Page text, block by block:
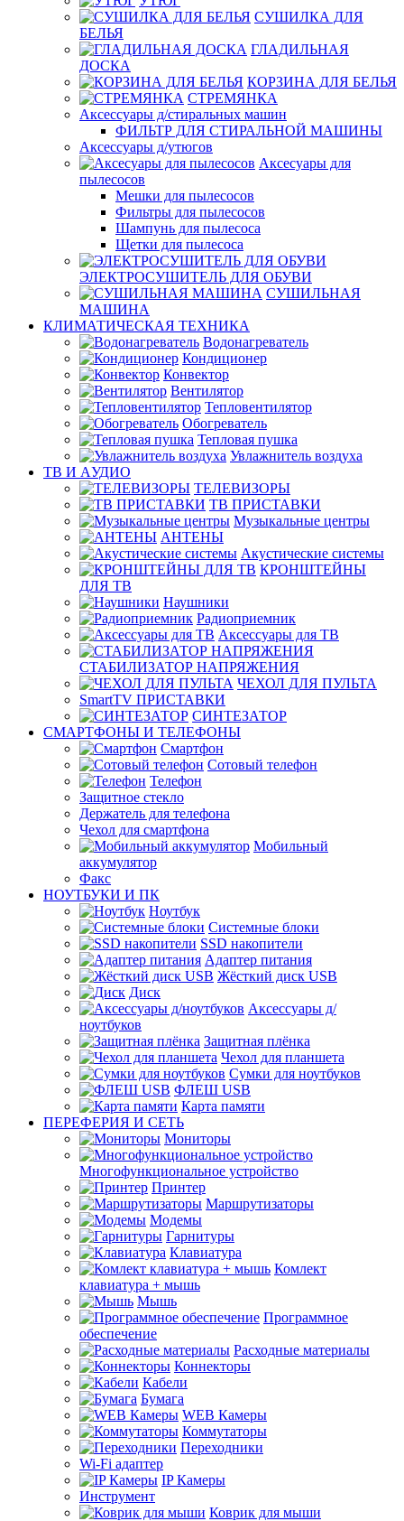
СУШИЛКА ДЛЯ
БЕЛЬЯ
ГЛАДИЛЬНАЯ
ДОСКА
КОРЗИНА ДЛЯ БЕЛЬЯ
СТРЕМЯНКА
Аксессуары д/стиральных машин
ФИЛЬТР ДЛЯ СТИРАЛЬНОЙ МАШИНЫ
Аксессуары д/утюгов
Аксесуары для
пылесосов
Мешки для пылесосов
Фильтры для пылесосов
Шампунь для пылесоса
Щетки для пылесоса
ЭЛЕКТРОСУШИТЕЛЬ ДЛЯ ОБУВИ
СУШИЛЬНАЯ
МАШИНА
КЛИМАТИЧЕСКАЯ ТЕХНИКА
Водонагреватель
Кондиционер
Конвектор
Вентилятор
Тепловентилятор
Обогреватель
Тепловая пушка
Увлажнитель воздуха
ТВ И AУДИО
ТЕЛЕВИЗОРЫ
ТВ ПРИСТАВКИ
Музыкальные центры
АНТЕНЫ
Акустические системы
КРОНШТЕЙНЫ
ДЛЯ ТВ
Наушники
Радиоприемник
Аксессуары для ТВ
СТАБИЛИЗАТОР НАПРЯЖЕНИЯ
ЧЕХОЛ ДЛЯ ПУЛЬТА
SmartTV ПРИСТАВКИ
СИНТЕЗАТОР
СМАРТФОНЫ И ТЕЛЕФОНЫ
Смартфон
Сотовый телефон
Телефон
Защитное стекло
Держатель для телефона
Чехол для смартфона
Мобильный
аккумулятор
Факс
НОУТБУКИ И ПК
Ноутбук
Системные блоки
SSD накопители
Адаптер питания
Жёсткий диск USB
Диск
Аксессуары д/
ноутбуков
Защитная плёнка
Чехол для планшета
Сумки для ноутбуков
ФЛЕШ USB
Карта памяти
ПЕРЕФЕРИЯ И СЕТЬ
Мониторы
Многофункциональное устройство
Принтер
Маршрутизаторы
Модемы
Гарнитуры
Клавиатура
Комлект
клавиатура + мышь
Мышь
Программное
обеспечение
Расходные материалы
Коннекторы
Кабели
Бумага
WEB Камеры
Коммутаторы
Переходники
Wi-Fi адаптер
IP Камеры
Инструмент
Коврик для мыши